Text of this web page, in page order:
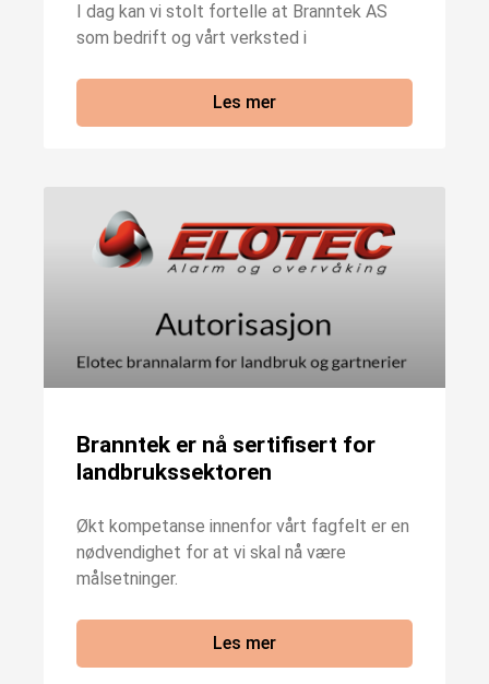
I dag kan vi stolt fortelle at Branntek AS
som bedrift og vårt verksted i
Les mer
Branntek er nå sertifisert for
landbrukssektoren
Økt kompetanse innenfor vårt fagfelt er en
nødvendighet for at vi skal nå være
målsetninger.
Les mer